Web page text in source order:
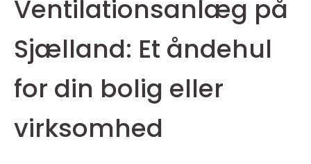
Ventilationsanlæg på
Sjælland: Et åndehul
for din bolig eller
virksomhed